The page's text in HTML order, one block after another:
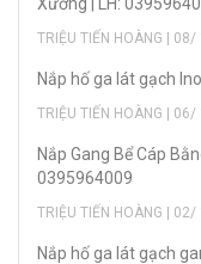
TRIỆU TIẾN HOÀNG |
Nắp hố ga lát gạch
TRIỆU TIẾN HOÀNG |
Nắp Gang Bể Cáp
0395964009
TRIỆU TIẾN HOÀNG |
Nắp hố ga lát gạch